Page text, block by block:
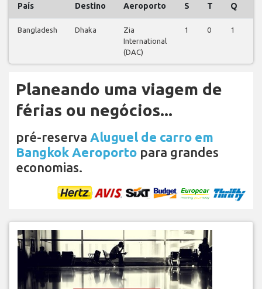
País Destino Aeroporto S T Q
Bangladesh Dhaka
Zia
International
(DAC)
1 0 1
Planeando uma viagem de
férias ou negócios...
pré-reserva Aluguel de carro em
Bangkok Aeroporto para grandes
economias.